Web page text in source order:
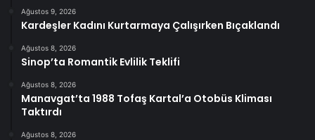
Ağustos 9, 2026
Kardeşler Kadını Kurtarmaya Çalışırken Bıçaklandı
Ağustos 8, 2026
Sinop’ta Romantik Evlilik Teklifi
Ağustos 8, 2026
Manavgat’ta 1988 Tofaş Kartal’a Otobüs Kliması
Taktırdı
Ağustos 8, 2026